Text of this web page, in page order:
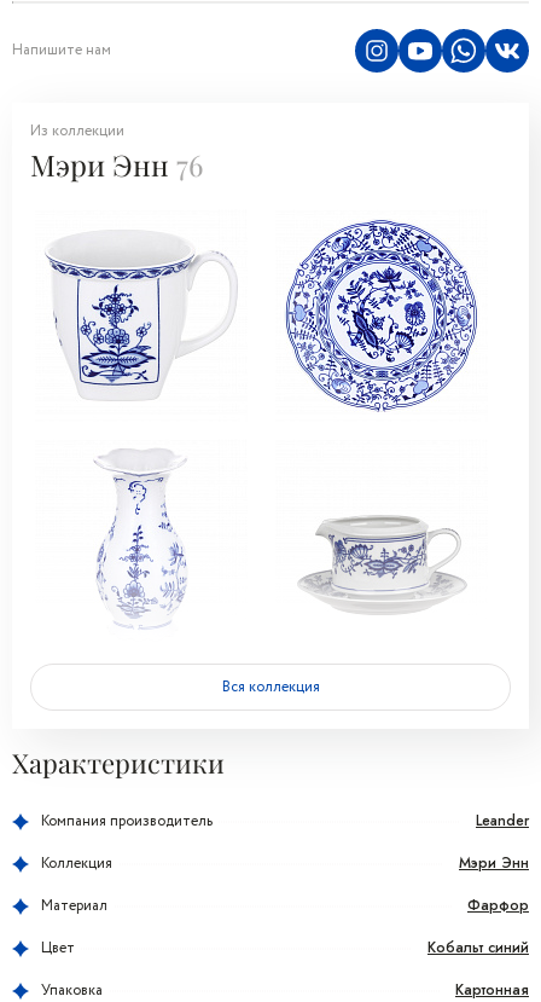
Напишите нам
Из коллекции
Мэри Энн 76
Вся коллекция
Характеристики
Компания производитель Leander
Коллекция Мэри Энн
Материал Фарфор
Цвет Кобальт синий
Упаковка Картонная